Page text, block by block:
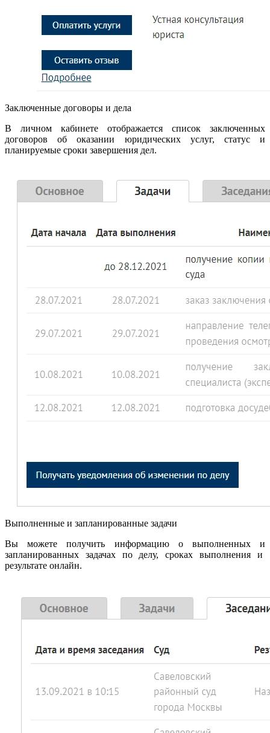
Заключенные договоры и дела
В личном кабинете отображается список заключенных
договоров об оказании юридических услуг, статус и
планируемые сроки завершения дел.
Выполненные и запланированные задачи
Вы можете получить информацию о выполненных и
запланированных задачах по делу, сроках выполнения и
результате онлайн.